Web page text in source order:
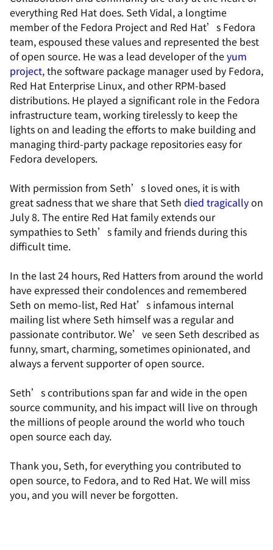
everything Red Hat does. Seth Vidal, a longtime
member of the Fedora Project and Red Hat’s Fedora
team, espoused these values and represented the best
of open source. He was a lead developer of theyum
project, the software package manager used by Fedora,
Red Hat Enterprise Linux, and other RPM-based
distributions. He played a significant role in the Fedora
infrastructure team, working tirelessly to keep the
lights on and leading the efforts to make building and
managing third-party package repositories easy for
Fedora developers.
With permission from Seth’s loved ones, it is with
great sadness that we share that Seth died tragicallyon
July 8. The entire Red Hat family extends our
sympathies to Seth’s family and friends during this
difficult time.
In the last 24 hours, Red Hatters from around the world
have expressed their condolences and remembered
Seth on memo-list, Red Hat’s infamous internal
mailing list where Seth himself was a regular and
passionate contributor. We’ve seen Seth described as
funny, smart, charming, sometimes opinionated, and
always a fervent supporter of open source.
Seth’s contributions span far and wide in the open
source community, and his impact will live on through
the millions of people around the world who touch
open source each day.
Thank you, Seth, for everything you contributed to
open source, to Fedora, and to Red Hat. We will miss
you, and you will never be forgotten.